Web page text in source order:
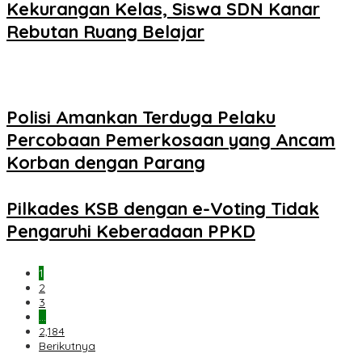
Kekurangan Kelas, Siswa SDN Kanar
Rebutan Ruang Belajar
Polisi Amankan Terduga Pelaku
Percobaan Pemerkosaan yang Ancam
Korban dengan Parang
Pilkades KSB dengan e-Voting Tidak
Pengaruhi Keberadaan PPKD
1
2
3
…
2,184
Berikutnya